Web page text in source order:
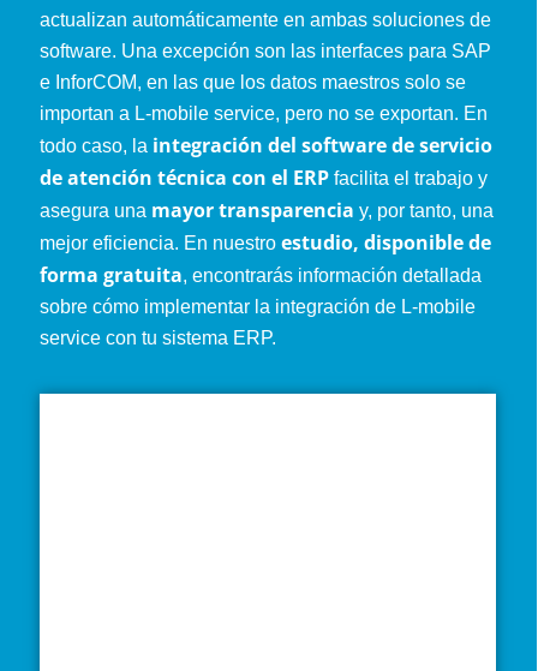
actualizan automáticamente en ambas soluciones de
software. Una excepción son las interfaces para SAP
e InforCOM, en las que los datos maestros solo se
importan a L-mobile service, pero no se exportan. En
todo caso, la integración del software de servicio
de atención técnica con el ERPfacilita el trabajo y
asegura una mayor transparencia y, por tanto, una
mejor eficiencia. En nuestro estudio, disponible de
forma gratuita, encontrarás información detallada
sobre cómo implementar la integración de L-mobile
service con tu sistema ERP.